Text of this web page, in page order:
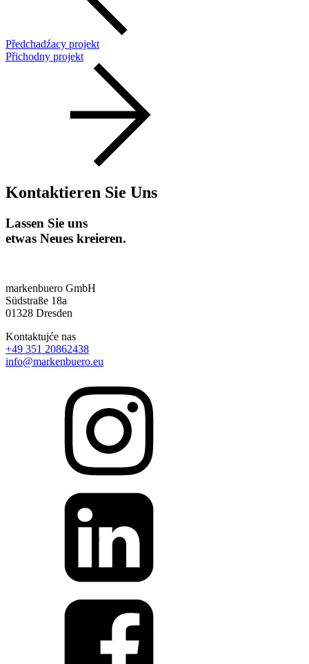
Předchadźacy projekt
Přichodny projekt
Kontaktieren Sie Uns
Lassen Sie uns
etwas Neues kreieren.
markenbuero GmbH
Südstraße 18a
01328 Dresden
Kontaktujće nas
+49 351 20862438
info@markenbuero.eu